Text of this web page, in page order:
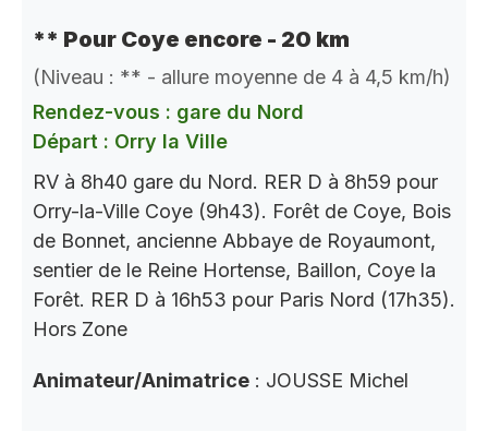
** Pour Coye encore - 20 km
(Niveau : ** - allure moyenne de 4 à 4,5 km/h)
Rendez-vous : gare du Nord
Départ : Orry la Ville
RV à 8h40 gare du Nord. RER D à 8h59 pour
Orry-la-Ville Coye (9h43). Forêt de Coye, Bois
de Bonnet, ancienne Abbaye de Royaumont,
sentier de le Reine Hortense, Baillon, Coye la
Forêt. RER D à 16h53 pour Paris Nord (17h35).
Hors Zone
Animateur/Animatrice : JOUSSE Michel